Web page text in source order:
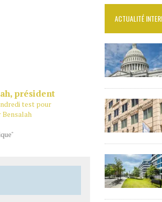
test pour
ACTUALITÉ